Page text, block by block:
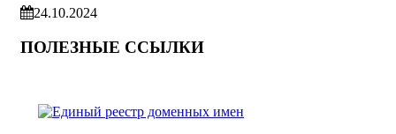
24.10.2024
ПОЛЕЗНЫЕ ССЫЛКИ